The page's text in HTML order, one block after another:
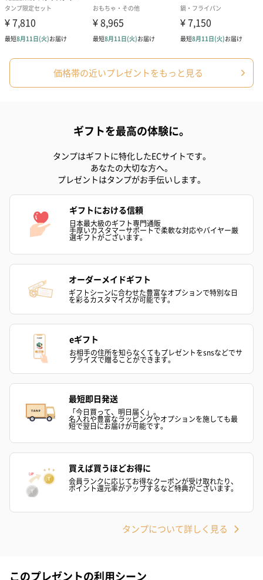
価格帯の近いプレゼントをもっと見る
ギフトを最高の体験に。
タンプはギフトに特化したECサイトです。
あなたの大切な方へ。
プレゼントはタンプがお手伝いします。
ギフトにおける信頼
日本最大級のギフト専門通販
手厚いカスタマーサポートで柔軟な対応やバイヤー厳
選ギフトがございます。
オーダーメイドギフト
ギフトシーンに合わせた豊富なオプションで特別な日
を彩るカスタマイズが可能です。
eギフト
お相手の住所を知らなくてもプレゼントをsnsなどでサ
プライズで贈ることができます。
最短即日発送
「今日買って、明日届く」。
名入れや豊富なラッピングやオプションを施しても最
短で翌日にお届けが可能です。
買えば買うほどお得に
会員ランクに応じてお得なクーポンが受け取れたり、
ポイント還元率がアップするなど特典がございます。
タンプについて詳しく見る
このプレゼントの利用シーン